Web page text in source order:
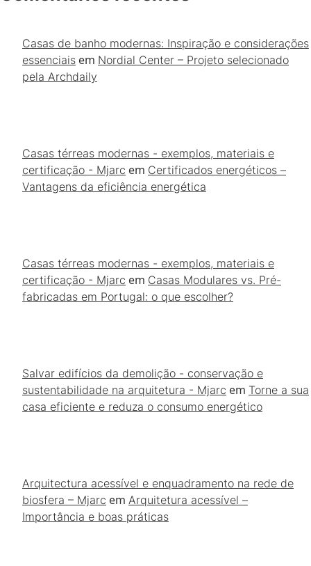
Casas de banho modernas: Inspiração e considerações
essenciais em Nordial Center – Projeto selecionado
pela Archdaily
Casas térreas modernas - exemplos, materiais e
certificação - Mjarc em Certificados energéticos –
Vantagens da eficiência energética
Casas térreas modernas - exemplos, materiais e
certificação - Mjarc em Casas Modulares vs. Pré-
fabricadas em Portugal: o que escolher?
Salvar edifícios da demolição - conservação e
sustentabilidade na arquitetura - Mjarc em Torne a sua
casa eficiente e reduza o consumo energético
Arquitectura acessível e enquadramento na rede de
biosfera – Mjarc em Arquitetura acessível –
Importância e boas práticas